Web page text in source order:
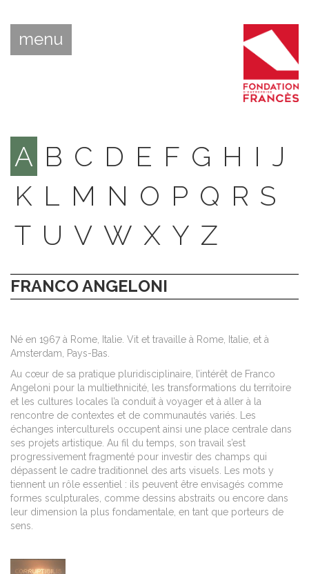
menu
A B C D E F G H I J
K L M N O P Q R S
T U V W X Y Z
FRANCO ANGELONI
Né en 1967 à Rome, Italie. Vit et travaille à Rome, Italie, et à
Amsterdam, Pays-Bas.
Au cœur de sa pratique pluridisciplinaire,
l’intérêt de Franco
Angeloni pour la multiethnicité, les transformations du territoire
et les cultures locales l’a conduit à voyager et à aller à la
rencontre de contextes et de communautés variés. Les
échanges interculturels occupent ainsi une place centrale dans
ses projets artistique. Au fil du temps, son travail s’est
progressivement fragmenté pour investir des champs qui
dépassent le cadre traditionnel des arts visuels. Les mots y
tiennent un rôle essentiel : ils peuvent être envisagés comme
formes sculpturales, comme dessins abstraits ou encore dans
leur dimension la plus fondamentale, en tant que porteurs de
sens.